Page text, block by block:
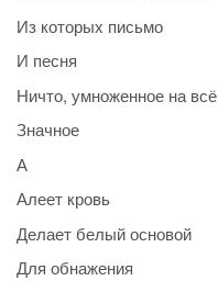
Из которых письмо
И песня
Ничто, умноженное на всё
Значное
А
Алеет кровь
Делает белый основой
Для обнажения